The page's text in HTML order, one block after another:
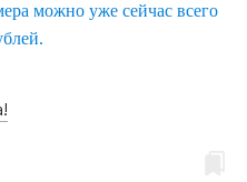
можно уже сейчас всего